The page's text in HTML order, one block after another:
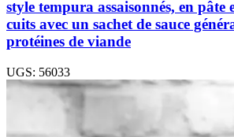
style tempura assaisonnés, en pâte
cuits avec un sachet de sauce
protéines de viande
UGS: 56033